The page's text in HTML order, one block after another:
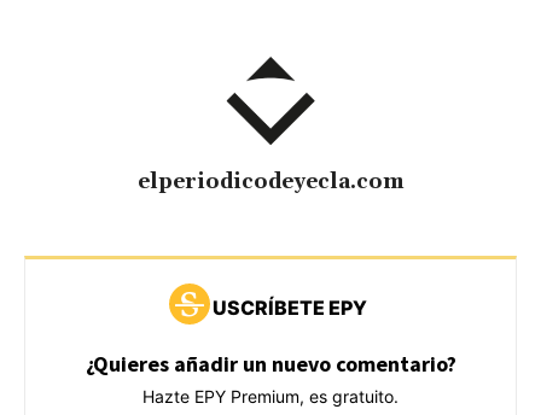
elperiodicodeyecla.com
USCRÍBETE EPY
¿Quieres añadir un nuevo comentario?
Hazte EPY Premium, es gratuito.